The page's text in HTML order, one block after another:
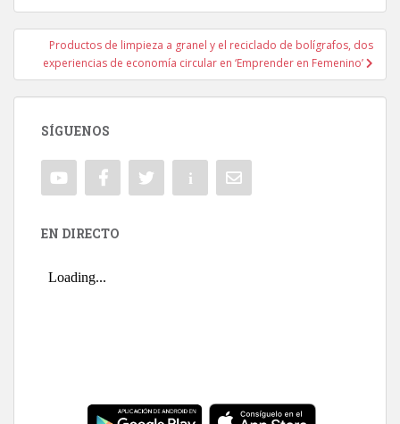
Productos de limpieza a granel y el reciclado de bolígrafos, dos
experiencias de economía circular en ‘Emprender en Femenino’
SÍGUENOS
EN DIRECTO